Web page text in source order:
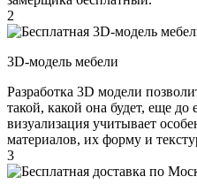
2
3D-модель мебели
Разработка 3D модели
такой, какой она будет, еще до
визуализация учитывает
материалов, их форму и
3